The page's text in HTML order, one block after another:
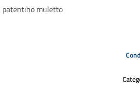
patentino muletto